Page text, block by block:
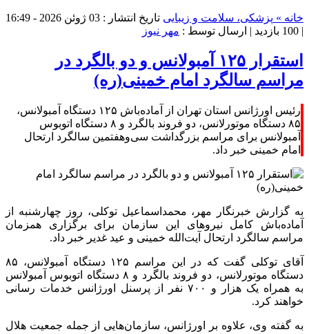
خانه » پزشکی، سلامت و زیبایی
تاریخ انتشار : 03 ژوئن 2026 - 16:49
| 100 بازدید | ارسال توسط : مهر نیوز
استقرار ۱۲۵ آمبولانس و دو بالگرد در
مراسم سالگرد امام خمینی(ره)
رئیس اورژانس استان تهران از آماده‌باش ۱۲۵ دستگاه آمبولانس،
۸۵ دستگاه موتورلانس، دو فروند بالگرد و ۸ دستگاه اتوبوس
آمبولانس برای مراسم بزرگداشت سی‌وهفتمین سالگرد ارتحال
امام خمینی خبر داد.
به گزارش خبرنگار مهر، محمداسماعیل توکلی، روز چهارشنبه از
آماده‌باش کامل نیروهای این سازمان برای برگزاری همزمان
مراسم سالگرد ارتحال آیت‌الله خمینی و عید غدیر خبر داد.
آقای توکلی گفت که در این مراسم ۱۲۵ دستگاه آمبولانس، ۸۵
دستگاه موتورلانس، دو فروند بالگرد و ۸ دستگاه اتوبوس آمبولانس
به همراه یک هزار و ۷۰۰ نفر از پرسنل اورژانس خدمات رسانی
خواهند کرد.
به گفته وی، علاوه بر اورژانس، سازمان‌هایی از جمله جمعیت هلال